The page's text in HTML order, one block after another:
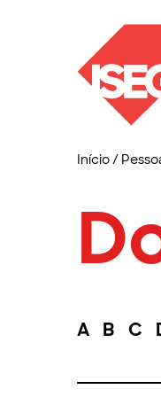
Início/
A B C